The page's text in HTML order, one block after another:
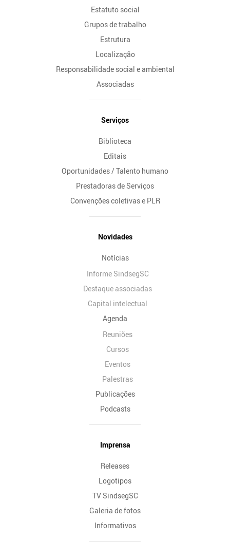
Estatuto social
Grupos de trabalho
Estrutura
Localização
Responsabilidade social e ambiental
Associadas
Serviços
Biblioteca
Editais
Oportunidades / Talento humano
Prestadoras de Serviços
Convenções coletivas e PLR
Novidades
Notícias
Informe SindsegSC
Destaque associadas
Capital intelectual
Agenda
Reuniões
Cursos
Eventos
Palestras
Publicações
Podcasts
Imprensa
Releases
Logotipos
TV SindsegSC
Galeria de fotos
Informativos